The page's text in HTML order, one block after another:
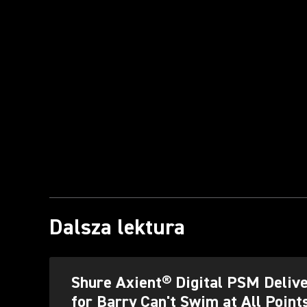
Dalsza lektura
Shure Axient® Digital PSM
for Barry Can't Swim at All